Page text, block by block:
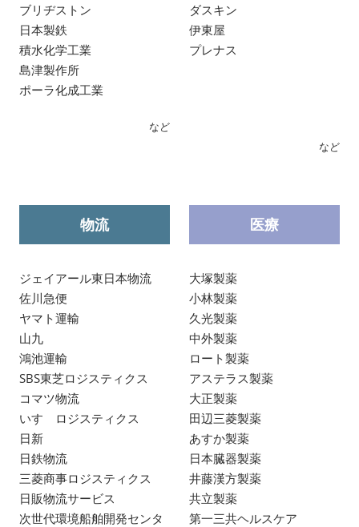
ブリヂストン
日本製鉄
積水化学工業
島津製作所
ポーラ化成工業
など
ダスキン
伊東屋
プレナス
など
物流
ジェイアール東日本物流
佐川急便
ヤマト運輸
山九
鴻池運輸
SBS東芝ロジスティクス
コマツ物流
いすゞロジスティクス
日新
日鉄物流
三菱商事ロジスティクス
日販物流サービス
次世代環境船舶開発センタ
医療
大塚製薬
小林製薬
久光製薬
中外製薬
ロート製薬
アステラス製薬
大正製薬
田辺三菱製薬
あすか製薬
日本臓器製薬
井藤漢方製薬
共立製薬
第一三共ヘルスケア